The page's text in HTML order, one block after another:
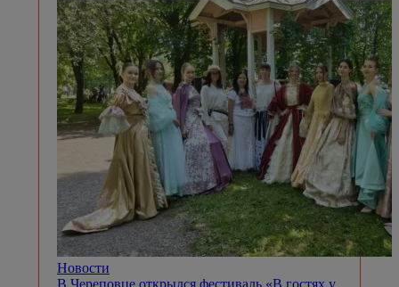
Новости
В Череповце открылся фестиваль «В гостях у